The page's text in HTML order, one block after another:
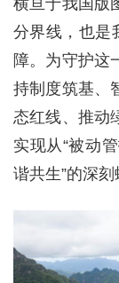
横亘于我国版
分界线，也是
障。为守护这
持制度筑基、
态红线、推动
实现从“被动
谐共生”的深刻